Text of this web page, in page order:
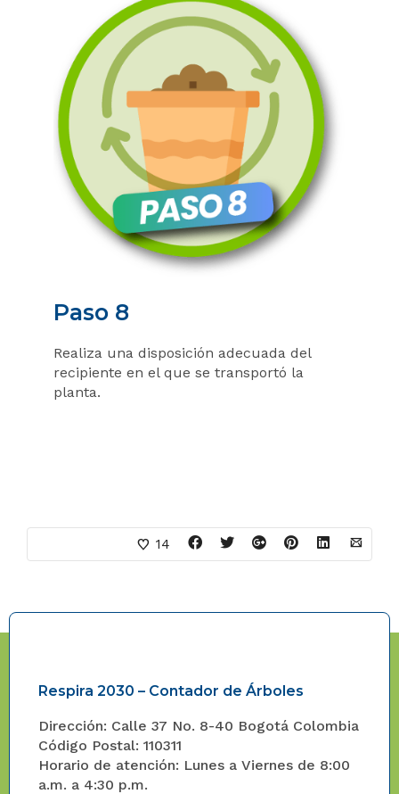
Paso 8
Realiza una disposición adecuada del
recipiente en el que se transportó la
planta.
14
Respira 2030 – Contador de Árboles
Dirección: Calle 37 No. 8-40 Bogotá Colombia
Código Postal: 110311
Horario de atención: Lunes a Viernes de 8:00
a.m. a 4:30 p.m.